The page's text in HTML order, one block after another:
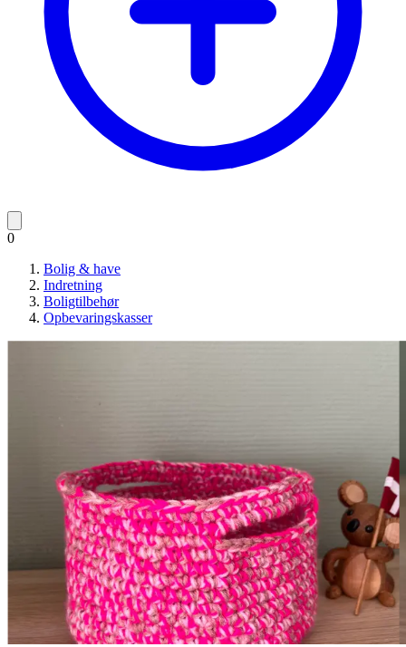
0
Bolig & have
Indretning
Boligtilbehør
Opbevaringskasser